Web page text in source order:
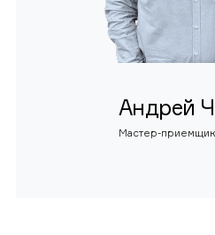
Андрей
Мастер-приемщик